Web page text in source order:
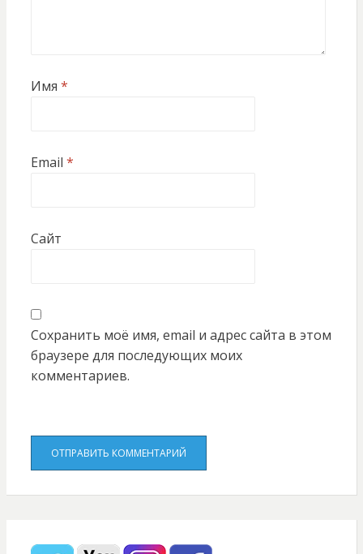
Имя *
Email *
Сайт
Сохранить моё имя, email и адрес сайта в этом
браузере для последующих моих
комментариев.